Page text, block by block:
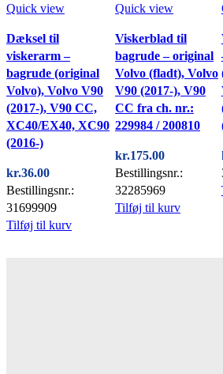
Quick view
Dæksel til
viskerarm –
bagrude (original
Volvo), Volvo V90
(2017-), V90 CC,
XC40/EX40, XC90
(2016-)
kr.36.00
Bestillingsnr.:
31699909
Tilføj til kurv
Quick view
Viskerblad til
bagrude – original
Volvo (fladt), Volvo
V90 (2017-), V90
CC fra ch. nr.:
229984 / 200810
kr.175.00
Bestillingsnr.:
32285969
Tilføj til kurv